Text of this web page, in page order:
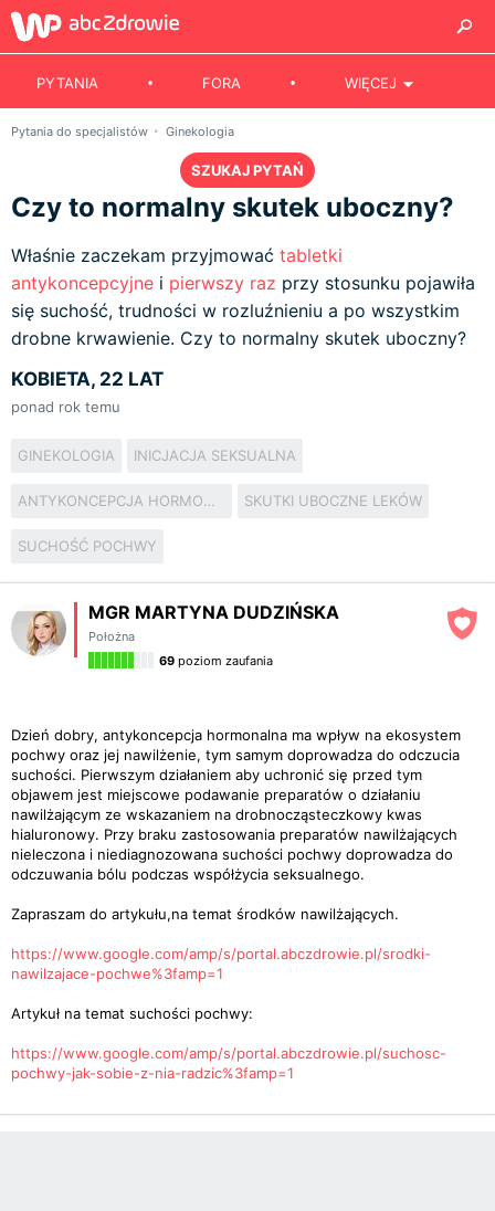
PYTANIA FORA WIĘCEJ
Pytania do specjalistów Ginekologia
SZUKAJ PYTAŃ
Czy to normalny skutek uboczny?
Właśnie zaczekam przyjmować tabletki
antykoncepcyjne i pierwszy raz przy stosunku pojawiła
się suchość, trudności w rozluźnieniu a po wszystkim
drobne krwawienie. Czy to normalny skutek uboczny?
KOBIETA, 22 LAT
ponad rok temu
GINEKOLOGIA INICJACJA SEKSUALNA
ANTYKONCEPCJA HORMONALNA SKUTKI UBOCZNE LEKÓW
SUCHOŚĆ POCHWY
MGR MARTYNA DUDZIŃSKA
Położna
69 poziom zaufania
Dzień dobry, antykoncepcja hormonalna ma wpływ na ekosystem
pochwy oraz jej nawilżenie, tym samym doprowadza do odczucia
suchości. Pierwszym działaniem aby uchronić się przed tym
objawem jest miejscowe podawanie preparatów o działaniu
nawilżającym ze wskazaniem na drobnocząsteczkowy kwas
hialuronowy. Przy braku zastosowania preparatów nawilżających
nieleczona i niediagnozowana suchości pochwy doprowadza do
odczuwania bólu podczas współżycia seksualnego.
Zapraszam do artykułu,na temat środków nawilżających.
https://www.google.com/amp/s/portal.abczdrowie.pl/srodki-
nawilzajace-pochwe%3famp=1
Artykuł na temat suchości pochwy:
https://www.google.com/amp/s/portal.abczdrowie.pl/suchosc-
pochwy-jak-sobie-z-nia-radzic%3famp=1